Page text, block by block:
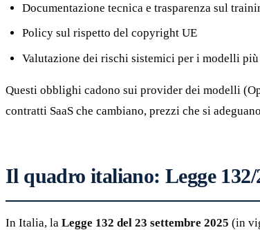
Documentazione tecnica e trasparenza sul
Policy sul rispetto del copyright UE
Valutazione dei rischi sistemici per i modelli più
Questi obblighi cadono sui provider dei modelli
contratti SaaS che cambiano, prezzi che si
Il quadro italiano: Legge 132/
In Italia, la Legge 132 del 23 settembre 2025 (in